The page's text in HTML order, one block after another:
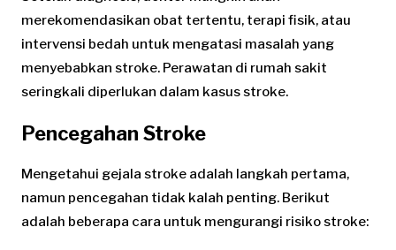
merekomendasikan obat tertentu, terapi fisik, atau
intervensi bedah untuk mengatasi masalah yang
menyebabkan stroke. Perawatan di rumah sakit
seringkali diperlukan dalam kasus stroke.
Pencegahan Stroke
Mengetahui gejala stroke adalah langkah pertama,
namun pencegahan tidak kalah penting. Berikut
adalah beberapa cara untuk mengurangi risiko stroke: